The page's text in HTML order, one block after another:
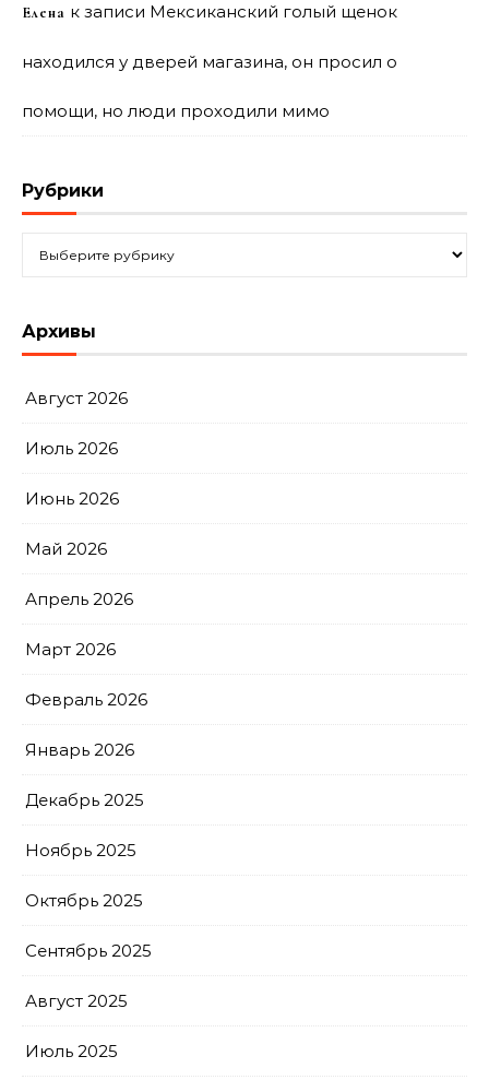
Елена к записи Мексиканский голый щенок
находился у дверей магазина, он просил о
помощи, но люди проходили мимо
Рубрики
Архивы
Август 2026
Июль 2026
Июнь 2026
Май 2026
Апрель 2026
Март 2026
Февраль 2026
Январь 2026
Декабрь 2025
Ноябрь 2025
Октябрь 2025
Сентябрь 2025
Август 2025
Июль 2025